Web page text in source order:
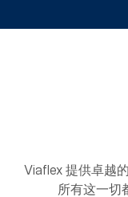
Viaflex 提供卓越
所有这一切